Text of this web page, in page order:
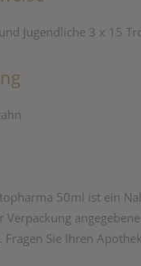
Jugendliche 3 x 15
50ml ist ein
Fragen Sie Ihren